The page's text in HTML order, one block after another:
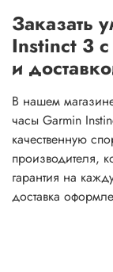
Заказать
Instinct 3
и
В нашем
часы Garmin
качественную
производителя,
гарантия на
доставка